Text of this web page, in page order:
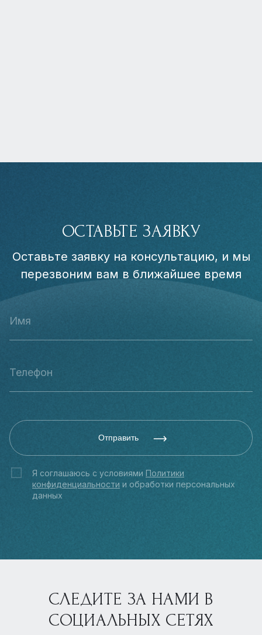
ОСТАВЬТЕ ЗАЯВКУ
Оставьте заявку на консультацию, и мы
перезвоним вам в ближайшее время
Отправить
Я соглашаюсь с условиями Политики
конфиденциальности и обработки персональных
данных
СЛЕДИТЕ ЗА НАМИ В
СОЦИАЛЬНЫХ СЕТЯХ